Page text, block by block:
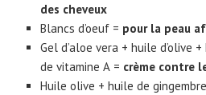
des cheveux
Blancs d’oeuf = pour la peau
Gel d’aloe vera + huile d’olive
de vitamine A = crème contre
Huile olive + huile de